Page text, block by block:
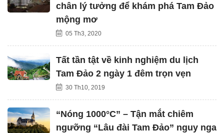
chân lý tưởng để khám phá Tam Đảo
mộng mơ
05 Th3, 2020
Tất tần tật về kinh nghiệm du lịch
Tam Đảo 2 ngày 1 đêm trọn vẹn
30 Th10, 2019
“Nóng 1000°C” – Tận mắt chiêm
ngưỡng “Lâu đài Tam Đảo” nguy nga